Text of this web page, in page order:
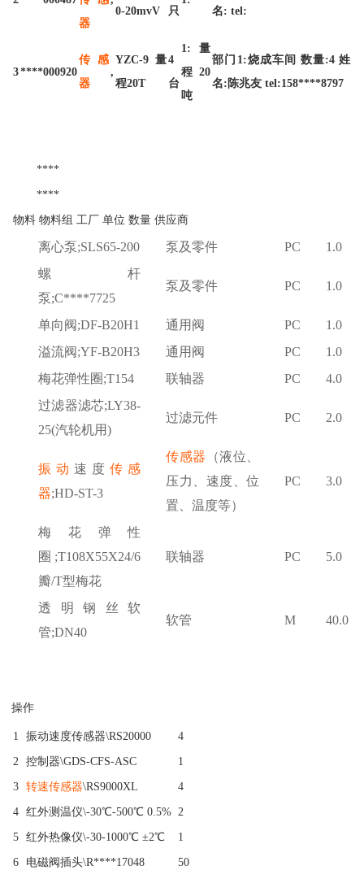
器
0-20mvV
只
名: tel:
3****000920
传感
器
,
YZC-9 量
程20T
4
台
1:量
程20
吨
部门1:烧成车间 数量:4 姓
名:陈兆友 tel:158****8797
****
****
物料 物料组 工厂 单位 数量 供应商
离心泵;SLS65-200 泵及零件 PC
1.0
螺杆
泵;C****7725
泵及零件 PC 1.0
单向阀;DF-B20H1 通用阀 PC
1.0
溢流阀;YF-B20H3 通用阀 PC
1.0
梅花弹性圈;T154 联轴器 PC
4.0
过滤器滤芯;LY38-
25(汽轮机用)
过滤元件 PC 2.0
振动速度传感
器;HD-ST-3
传感器 （液位、
压力、速度、位
置、温度等）
PC 3.0
梅花弹性
圈 ;T108X55X24/6
瓣/T型梅花
联轴器 PC 5.0
透明钢丝软
管;DN40
软管 M 40.0
操作
1 振动速度传感器\RS20000
4
2
控制器\GDS-CFS-ASC
1
3 转速传感器\RS9000XL
4
4 红外测温仪\-30℃-500℃ 0.5% 2
5 红外热像仪\-30-1000℃ ±2℃
1
6
电磁阀插头\R****17048
50